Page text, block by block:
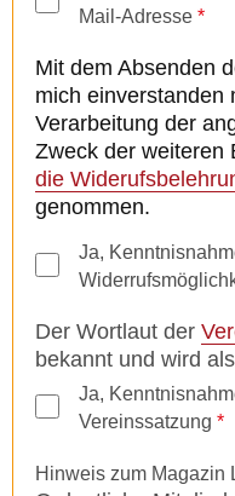
Mail-Adresse *
Mit dem Absenden
mich einverstanden
Verarbeitung der
Zweck der weiteren
die
genommen.
Ja,
Der Wortlaut der
bekannt und wird
Ja,
Vereinssatzung *
Hinweis zum Magazin